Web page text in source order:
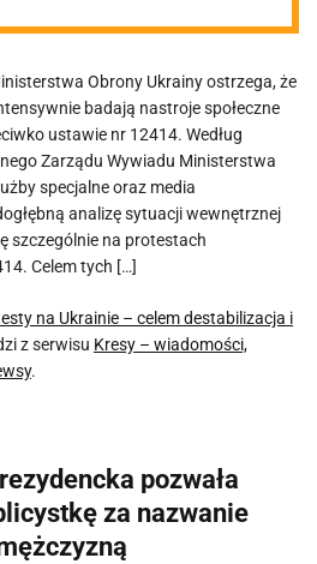
i
Obrony Ukrainy ostrzega, że
badają nastroje społeczne
ustawie nr 12414. Według
Zarządu Wywiadu Ministerstwa
specjalne oraz media
analizę sytuacji wewnętrznej
szczególnie na protestach
Celem tych […]
na Ukrainie – celem destabilizacja i
z serwisu Kresy – wiadomości,
.
pozwała
za nazwanie